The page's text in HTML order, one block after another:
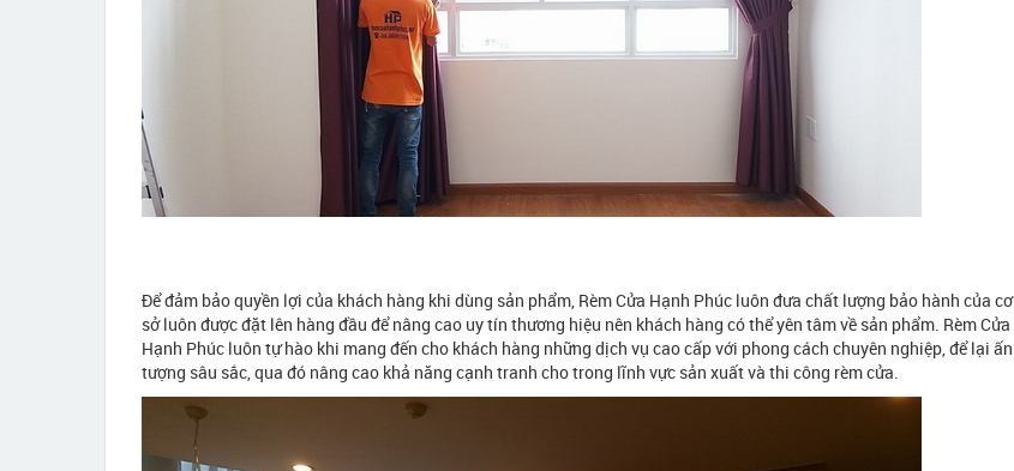
Để đảm bảo quyền lợi của khách hàng khi dùng sản phẩm, Rèm Cửa Hạnh Phúc luôn đưa chất lượng bảo hành của cơ
sở luôn được đặt lên hàng đầu để nâng cao uy tín thương hiệu nên khách hàng có thể yên tâm về sản phẩm. Rèm Cửa
Hạnh Phúc luôn tự hào khi mang đến cho khách hàng những dịch vụ cao cấp với phong cách chuyên nghiệp, để lại ấn
tượng sâu sắc, qua đó nâng cao khả năng cạnh tranh cho trong lĩnh vực sản xuất và thi công rèm cửa.